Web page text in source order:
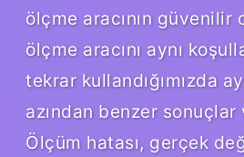
ölçme aracının güvenilir
ölçme aracını aynı
tekrar kullandığımızda
azından benzer
Ölçüm hatası, gerçek